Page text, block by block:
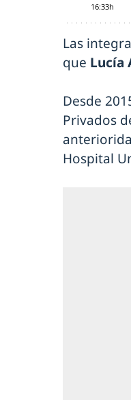
16:33h
Las
que Lucía
Desde
Privados
Hospital